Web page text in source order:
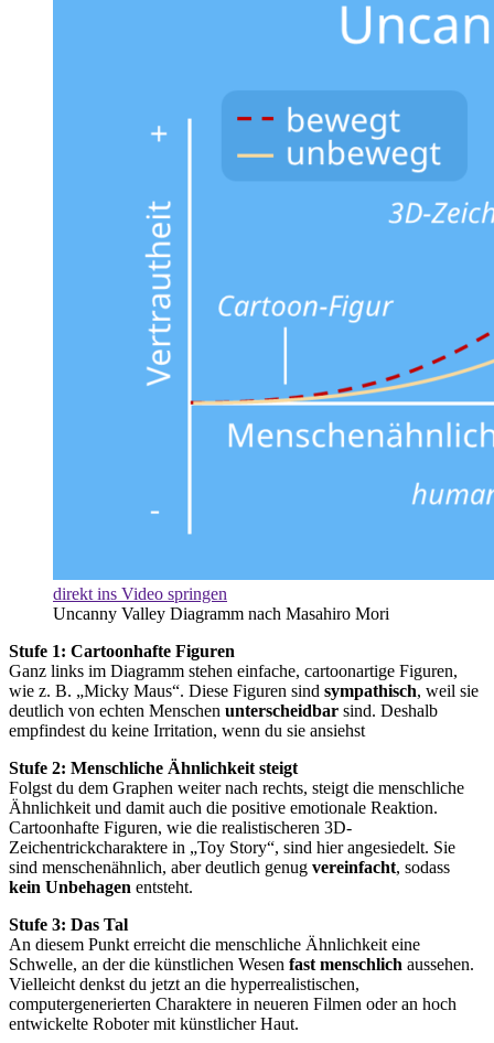
direkt ins Video springen
Uncanny Valley Diagramm nach Masahiro Mori
Stufe 1: Cartoonhafte Figuren
Ganz links im Diagramm stehen einfache, cartoonartige Figuren,
wie z. B. „Micky Maus“. Diese Figuren sind sympathisch, weil sie
deutlich von echten Menschen unterscheidbar sind. Deshalb
empfindest du keine Irritation, wenn du sie ansiehst
Stufe 2: Menschliche Ähnlichkeit steigt
Folgst du dem Graphen weiter nach rechts, steigt die menschliche
Ähnlichkeit und damit auch die positive emotionale Reaktion.
Cartoonhafte Figuren, wie die realistischeren 3D-
Zeichentrickcharaktere in „Toy Story“, sind hier angesiedelt. Sie
sind menschenähnlich, aber deutlich genug vereinfacht, sodass
kein Unbehagen entsteht.
Stufe 3: Das Tal
An diesem Punkt erreicht die menschliche Ähnlichkeit eine
Schwelle, an der die künstlichen Wesen fast menschlich aussehen.
Vielleicht denkst du jetzt an die hyperrealistischen,
computergenerierten Charaktere in neueren Filmen oder an hoch
entwickelte Roboter mit künstlicher Haut.